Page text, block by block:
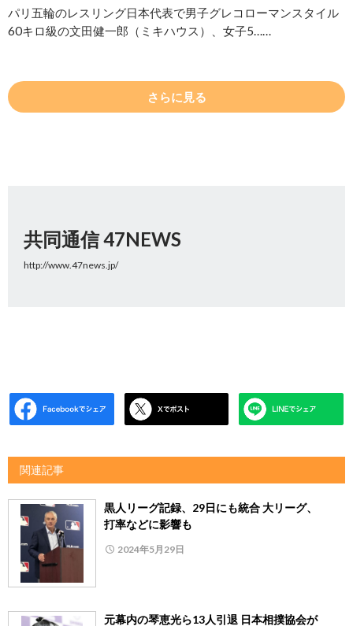
パリ五輪のレスリング日本代表で男子グレコローマンスタイル
60キロ級の文田健一郎（ミキハウス）、女子5……
さらに見る
共同通信 47NEWS
http://www.47news.jp/
関連記事
黒人リーグ記録、29日にも統合 大リーグ、
打率などに影響も
2024年5月29日
元幕内の琴恵光ら13人引退 日本相撲協会が